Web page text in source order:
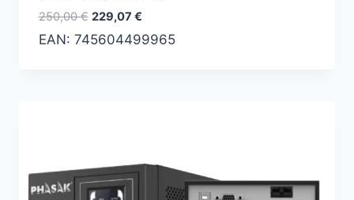
250,00€ El
precio
229,07 €El
precio
EAN: 745604499965